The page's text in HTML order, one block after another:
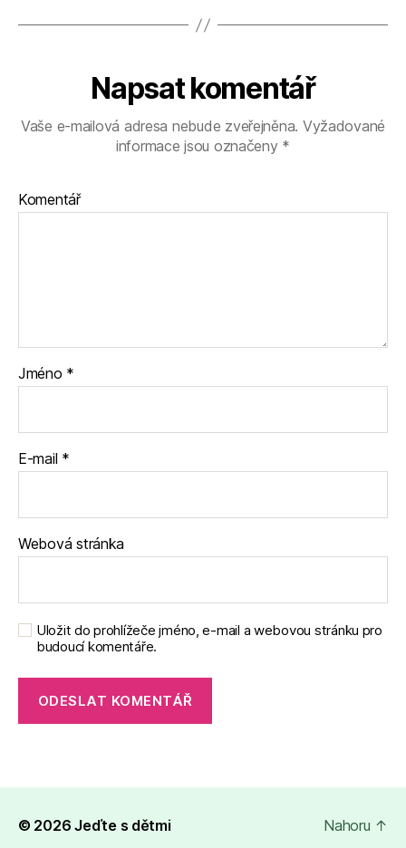
Napsat komentář
Vaše e-mailová adresa nebude zveřejněna. Vyžadované
informace jsou označeny *
Komentář
Jméno *
E-mail *
Webová stránka
Uložit do prohlížeče jméno, e-mail a webovou stránku pro
budoucí komentáře.
© 2026Jeďte s dětmi Nahoru ↑